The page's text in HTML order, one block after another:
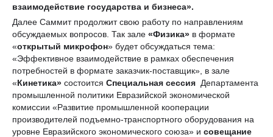
взаимодействие государства и бизнеса».
Далее Саммит продолжит свою работу по направлениям
обсуждаемых вопросов. Так зале «Физика» в формате
«открытый микрофон» будет обсуждаться тема:
«Эффективное взаимодействие в рамках обеспечения
потребностей в формате заказчик-поставщик», в зале
«Кинетика» состоится Специальная сессия Департамента
промышленной политики Евразийской экономической
комиссии «Развитие промышленной кооперации
производителей подъемно-транспортного оборудования на
уровне Евразийского экономического союза» и совещание